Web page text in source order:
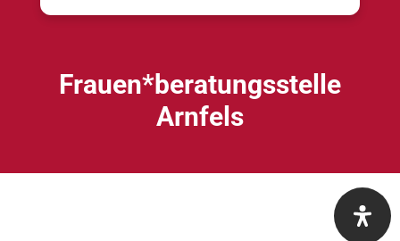
Frauen*beratungsstelle
Arnfels